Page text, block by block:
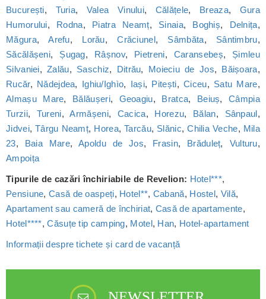
București, Turia, Valea Vinului, Călățele, Breaza, Gura
Humorului, Rodna, Piatra Neamț, Sinaia, Boghiș, Delnița,
Măgura,Arefu, Lorău,Crăciunel, Sâmbăta, Sântimbru,
Săcălășeni, Șugag, Râșnov, Pietreni, Caransebeș, Șimleu
Silvaniei,Zalău, Saschiz, Ditrău, Moieciu de Jos, Băișoara,
Rucăr, Nădejdea, Ighiu/Ighìo, Iași, Pitești,Ciceu, Satu Mare,
Almașu Mare, Bălăușeri, Geoagiu, Bratca, Beiuș,Câmpia
Turzii, Tureni,Armășeni, Cacica, Horezu, Bălan, Sânpaul,
Jidvei,Târgu Neamț, Horea,Tarcău, Slănic,Chilia Veche, Mila
23, Baia Mare,Apoldu de Jos, Frasin, Brăduleț, Vulturu,
Ampoița
Tipurile de cazări închiriabile de Revelion: Hotel***,
Pensiune,Casă de oaspeți, Hotel**, Cabană, Hostel, Vilă,
Apartament sau cameră de închiriat, Casă de apartamente,
Hotel****,Căsuțe tip camping, Motel, Han, Hotel-apartament
Informații despre tichete și card de vacanță